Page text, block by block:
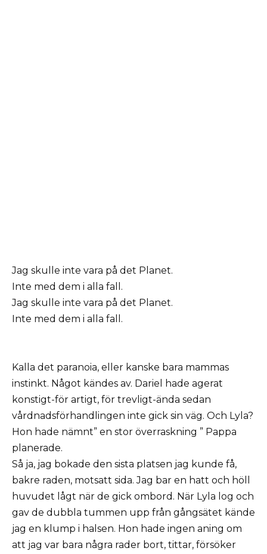
Jag skulle inte vara på det Planet.
Inte med dem i alla fall.
Jag skulle inte vara på det Planet.
Inte med dem i alla fall.
Kalla det paranoia, eller kanske bara mammas
instinkt. Något kändes av. Dariel hade agerat
konstigt-för artigt, för trevligt-ända sedan
vårdnadsförhandlingen inte gick sin väg. Och Lyla?
Hon hade nämnt” en stor överraskning ” Pappa
planerade.
Så ja, jag bokade den sista platsen jag kunde få,
bakre raden, motsatt sida. Jag bar en hatt och höll
huvudet lågt när de gick ombord. När Lyla log och
gav de dubbla tummen upp från gångsätet kände
jag en klump i halsen. Hon hade ingen aning om
att jag var bara några rader bort, tittar, försöker